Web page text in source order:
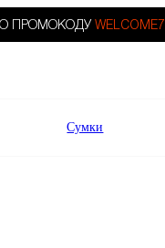
ПРОМОКОДУ WELCOME7.
Сумки